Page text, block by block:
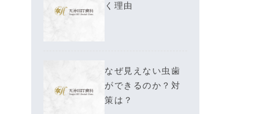
く理由
なぜ見えない虫歯
ができるのか？対
策は？